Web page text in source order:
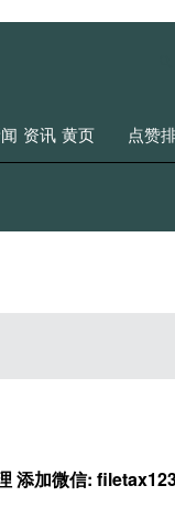
资讯 黄页 点赞
添加微信: